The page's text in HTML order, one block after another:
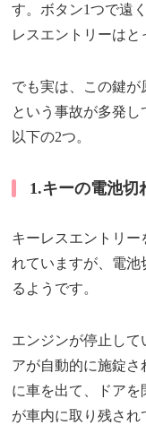
す。ボタン1つで遠
レスエントリーはと
でも実は、この鍵が
という事故が多発
以下の2つ。
1.キーの電池切
キーレスエントリー
れていますが、電池
るようです。
エンジンが停止して
アが自動的に施錠
に車を出て、ドアを
が車内に取り残さ